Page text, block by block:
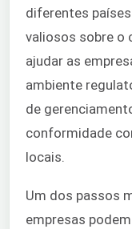
diferentes
valiosos sobre o
ajudar as
ambiente
de
conformidade
locais.
Um dos passos
empresas